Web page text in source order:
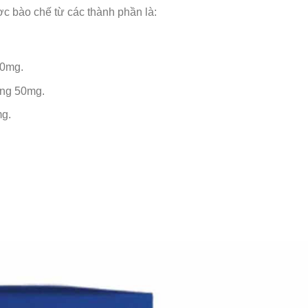
bào chế từ các thành phần là:
50mg.